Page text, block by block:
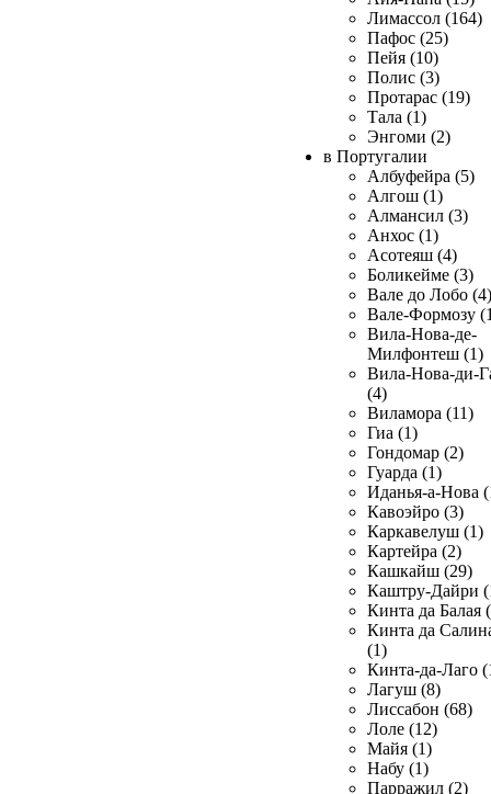
Лимассол (164)
Пафос (25)
Пейя (10)
Полис (3)
Протарас (19)
Тала (1)
Энгоми (2)
в Португалии
Албуфейра (5)
Алгош (1)
Алмансил (3)
Анхос (1)
Асотеяш (4)
Боликейме (3)
Вале до Лобо (4)
Вале-Формозу
Вила-Нова-де-
Милфонтеш (1)
Вила-Нова-ди-
(4)
Виламора (11)
Гиа (1)
Гондомар (2)
Гуарда (1)
Иданья-а-Нова
Кавоэйро (3)
Каркавелуш (1)
Картейра (2)
Кашкайш (29)
Каштру-Дайри
Кинта да Балая
Кинта да
(1)
Кинта-да-Лаго
Лагуш (8)
Лиссабон (68)
Лоле (12)
Майя (1)
Набу (1)
Парражил (2)